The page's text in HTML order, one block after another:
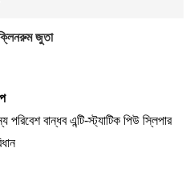
ক্লিনরুম জুতা
বান্ধব এন্টি-স্ট্যাটিক পিউ স্লিপার